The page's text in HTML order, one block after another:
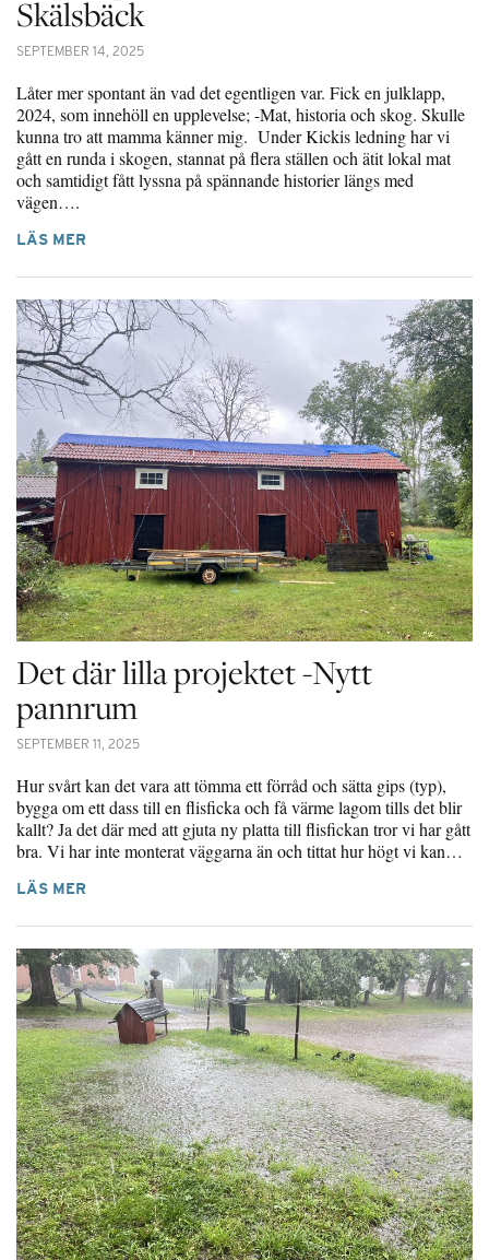
Skälsbäck
SEPTEMBER 14, 2025
Låter mer spontant än vad det egentligen var. Fick en julklapp,
2024, som innehöll en upplevelse; -Mat, historia och skog. Skulle
kunna tro att mamma känner mig. Under Kickis ledning har vi
gått en runda i skogen, stannat på flera ställen och ätit lokal mat
och samtidigt fått lyssna på spännande historier längs med
vägen….
LÄS MER
Det där lilla projektet -Nytt
pannrum
SEPTEMBER 11, 2025
Hur svårt kan det vara att tömma ett förråd och sätta gips (typ),
bygga om ett dass till en flisficka och få värme lagom tills det blir
kallt? Ja det där med att gjuta ny platta till flisfickan tror vi har gått
bra. Vi har inte monterat väggarna än och tittat hur högt vi kan…
LÄS MER